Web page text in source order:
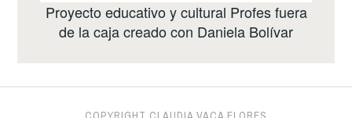
Proyecto educativo y cultural Profes fuera
de la cajacreado con Daniela Bolívar